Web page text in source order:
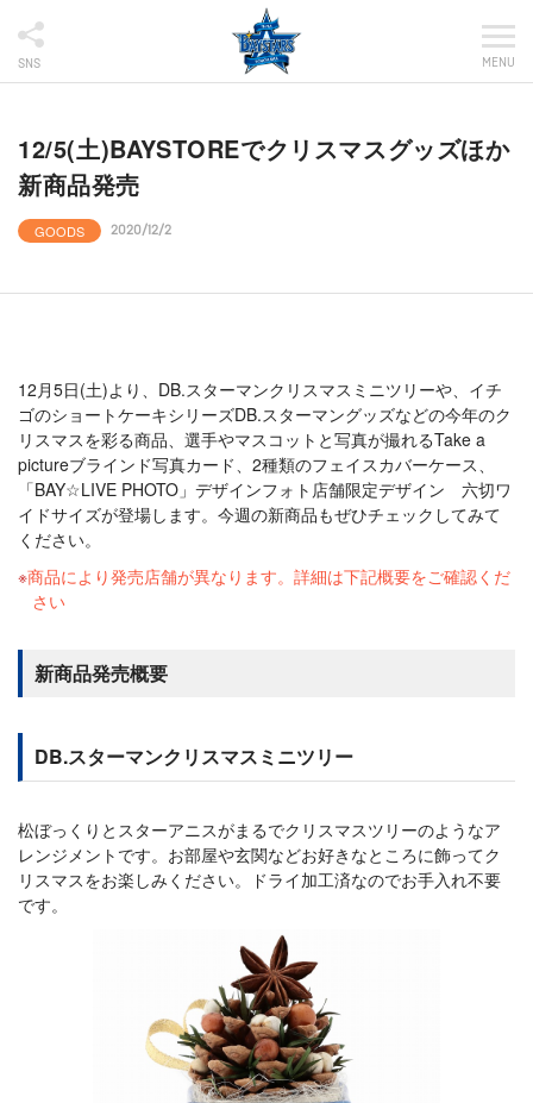
SNS MENU
12/5(土)BAYSTOREでクリスマスグッズほか
新商品発売
GOODS 2020/12/2
12月5日(土)より、DB.スターマンクリスマスミニツリーや、イチ
ゴのショートケーキシリーズDB.スターマングッズなどの今年のク
リスマスを彩る商品、選手やマスコットと写真が撮れるTake a
pictureブラインド写真カード、2種類のフェイスカバーケース、
「BAY☆LIVE PHOTO」デザインフォト店舗限定デザイン 六切ワ
イドサイズが登場します。今週の新商品もぜひチェックしてみて
ください。
商品により発売店舗が異なります。詳細は下記概要をご確認くだ
さい
新商品発売概要
DB.スターマンクリスマスミニツリー
松ぼっくりとスターアニスがまるでクリスマスツリーのようなア
レンジメントです。お部屋や玄関などお好きなところに飾ってク
リスマスをお楽しみください。ドライ加工済なのでお手入れ不要
です。